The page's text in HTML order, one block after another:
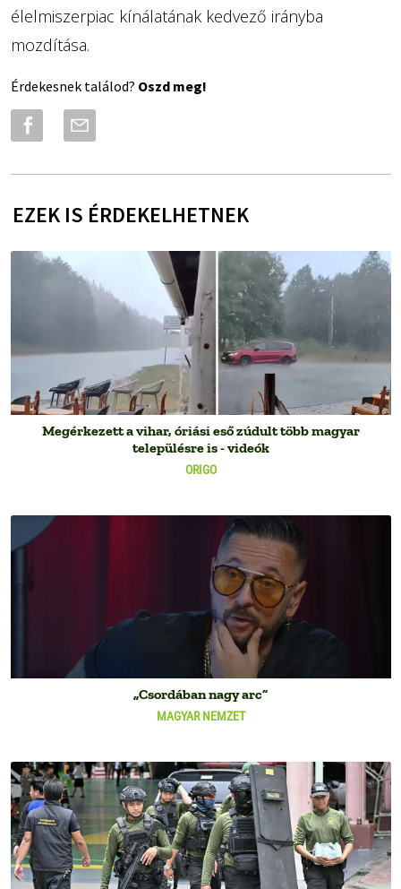
élelmiszerpiac kínálatának kedvező irányba
mozdítása.
Érdekesnek találod? Oszd meg!
EZEK IS ÉRDEKELHETNEK
ORIGO
Megérkezett a vihar, óriási eső zúdult több magyar
településre is - videók
MAGYAR NEMZET
„Csordában nagy arc”